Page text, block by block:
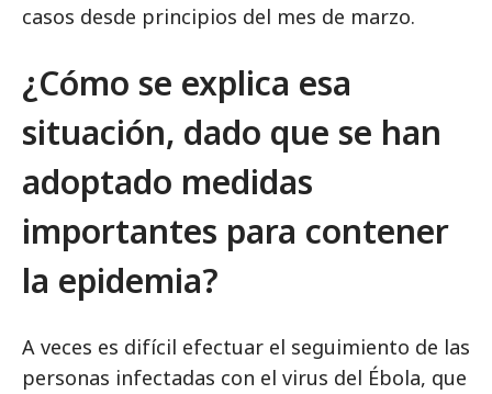
casos desde principios del mes de marzo.
¿Cómo se explica esa
situación, dado que se han
adoptado medidas
importantes para contener
la epidemia?
A veces es difícil efectuar el seguimiento de las
personas infectadas con el virus del Ébola, que